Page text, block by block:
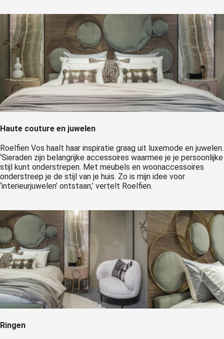
Haute couture en juwelen
Roelfien Vos haalt haar inspiratie graag uit luxemode en juwelen.
‘Sieraden zijn belangrijke accessoires waarmee je je persoonlijke
stijl kunt onderstrepen. Met meubels en woonaccessoires
onderstreep je de stijl van je huis. Zo is mijn idee voor
‘interieurjuwelen’ ontstaan,’ vertelt Roelfien.
Ringen